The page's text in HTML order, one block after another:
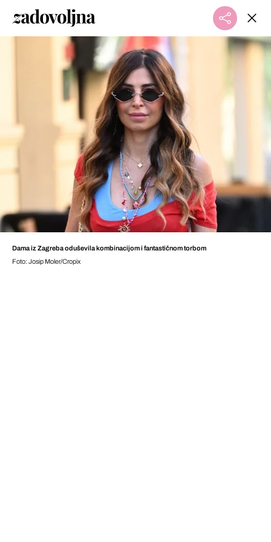
Dama iz Zagreba oduševila kombinacijom i fantastičnom torbom
Foto: Josip Moler/Cropix